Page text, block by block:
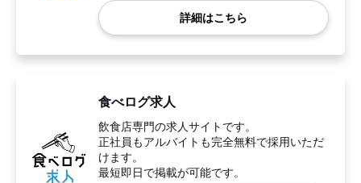
詳細はこちら
食べログ求人
飲食店専門の求人サイトです。
正社員もアルバイトも完全無料で採用いただ
けます。
最短即日で掲載が可能です。